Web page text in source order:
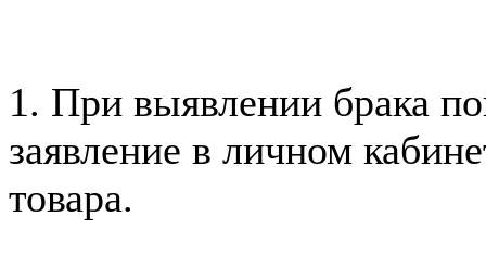
1. При выявлении брака
заявление в личном
товара.